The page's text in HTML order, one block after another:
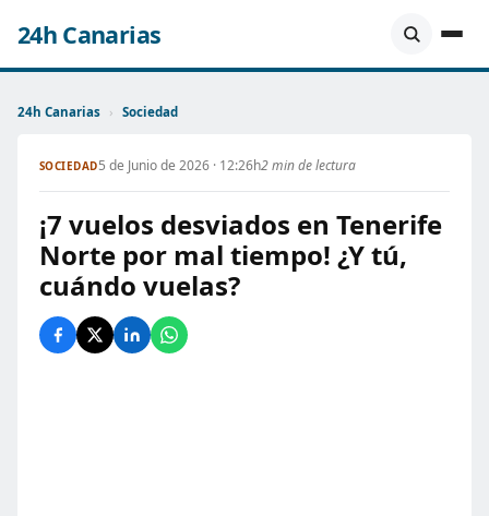
24h Canarias
24h Canarias › Sociedad
SOCIEDAD5 de Junio de 2026 · 12:26h2 min de lectura
¡7 vuelos desviados en Tenerife
Norte por mal tiempo! ¿Y tú,
cuándo vuelas?